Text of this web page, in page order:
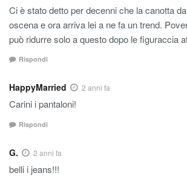
Ci è stato detto per decenni che la canotta
oscena e ora arriva lei a ne fa un trend.
può ridurre solo a questo dopo le figuraccia
Rispondi
HappyMarried 2 anni fa
Carini i pantaloni!
Rispondi
G. 2 anni fa
belli i jeans!!!